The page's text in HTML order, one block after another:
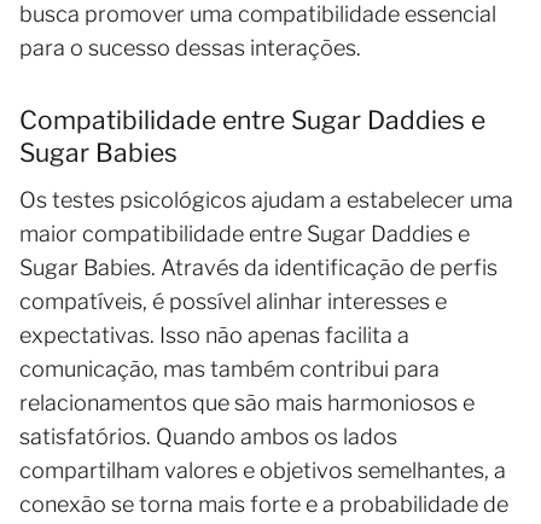
busca promover uma compatibilidade essencial
para o sucesso dessas interações.
Compatibilidade entre Sugar Daddies e
Sugar Babies
Os testes psicológicos ajudam a estabelecer uma
maior compatibilidade entre Sugar Daddies e
Sugar Babies. Através da identificação de perfis
compatíveis, é possível alinhar interesses e
expectativas. Isso não apenas facilita a
comunicação, mas também contribui para
relacionamentos que são mais harmoniosos e
satisfatórios. Quando ambos os lados
compartilham valores e objetivos semelhantes, a
conexão se torna mais forte e a probabilidade de